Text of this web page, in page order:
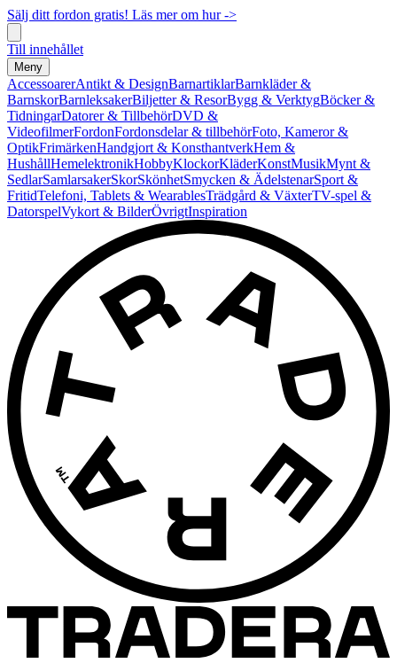
Sälj ditt fordon gratis! Läs mer om hur ->
Till innehållet
Meny
AccessoarerAntikt & DesignBarnartiklarBarnkläder &
BarnskorBarnleksakerBiljetter & ResorBygg & VerktygBöcker &
TidningarDatorer & TillbehörDVD &
VideofilmerFordonFordonsdelar & tillbehörFoto, Kameror &
OptikFrimärkenHandgjort & KonsthantverkHem &
HushållHemelektronikHobbyKlockorKläderKonstMusikMynt &
SedlarSamlarsakerSkorSkönhetSmycken & ÄdelstenarSport &
FritidTelefoni, Tablets & WearablesTrädgård & VäxterTV-spel &
DatorspelVykort & BilderÖvrigtInspiration